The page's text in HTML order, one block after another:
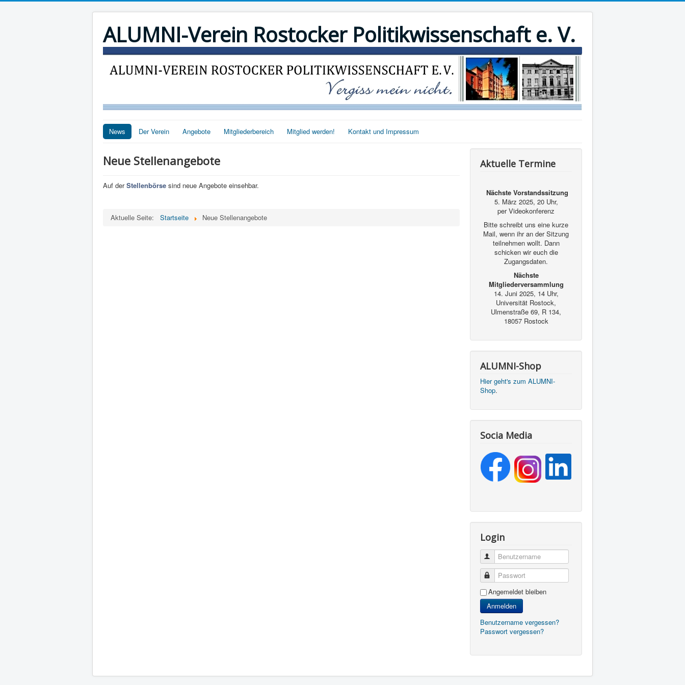
ALUMNI-Verein Rostocker Politikwissenschaft e. V.
News Der Verein Angebote Mitgliederbereich Mitglied werden! Kontakt und Impressum
Neue Stellenangebote
Auf derStellenbörse sind neue Angebote einsehbar.
Aktuelle Seite: Startseite Neue Stellenangebote
Aktuelle Termine
Nächste Vorstandssitzung
5. März 2025, 20 Uhr,
per Videokonferenz
Bitte schreibt uns eine kurze
Mail, wenn ihr an der Sitzung
teilnehmen wollt. Dann
schicken wir euch die
Zugangsdaten.
Nächste
Mitgliederversammlung
14. Juni 2025, 14 Uhr,
Universität Rostock,
Ulmenstraße 69, R 134,
18057 Rostock
ALUMNI-Shop
Hier geht's zum ALUMNI-
Shop.
Socia Media
Login
Benutzername
Passwort
Angemeldet bleiben
Anmelden
Benutzername vergessen?
Passwort vergessen?